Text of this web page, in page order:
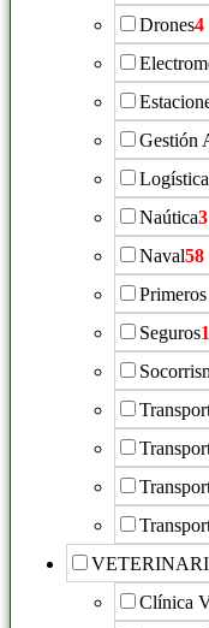
Drones4
Gestión
Naútica3
Naval58
Seguros1
Clínica